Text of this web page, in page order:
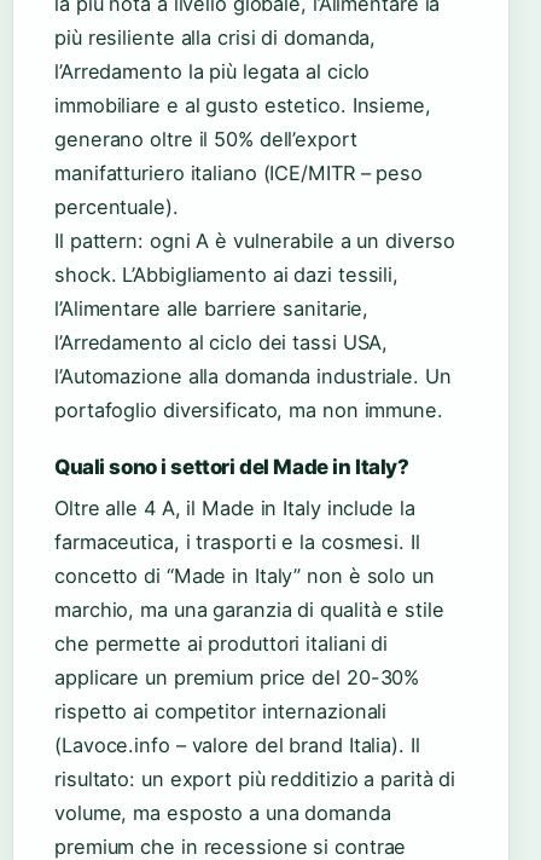
più resiliente alla crisi di domanda,
l’Arredamento la più legata al ciclo
immobiliare e al gusto estetico. Insieme,
generano oltre il 50% dell’export
manifatturiero italiano (ICE/MITR – peso
percentuale).
Il pattern: ogni A è vulnerabile a un diverso
shock. L’Abbigliamento ai dazi tessili,
l’Alimentare alle barriere sanitarie,
l’Arredamento al ciclo dei tassi USA,
l’Automazione alla domanda industriale. Un
portafoglio diversificato, ma non immune.
Quali sono i settori del Made in Italy?
Oltre alle 4 A, il Made in Italy include la
farmaceutica, i trasporti e la cosmesi. Il
concetto di “Made in Italy” non è solo un
marchio, ma una garanzia di qualità e stile
che permette ai produttori italiani di
applicare un premium price del 20-30%
rispetto ai competitor internazionali
(Lavoce.info – valore del brand Italia). Il
risultato: un export più redditizio a parità di
volume, ma esposto a una domanda
premium che in recessione si contrae